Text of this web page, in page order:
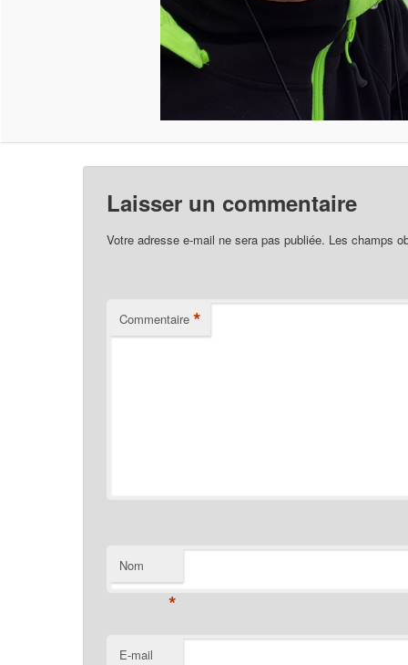
Laisser un commentaire
Votre adresse e-mail ne sera pas publiée. Les champs
Commentaire *
Nom
*
E-mail